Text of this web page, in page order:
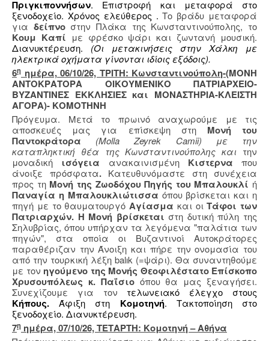
Πριγκιποννήσων. Επιστροφή και μεταφορά στο
ξενοδοχείο. Χρόνος ελεύθερος .Το βράδυ μεταφορά
για δείπνο στην Πλάκα της Κωνσταντινούπολης, το
Κουμ Καπί με φρέσκο ψάρι και ζωντανή μουσική.
Διανυκτέρευση. (Οι μετακινήσεις στην Χάλκη με
ηλεκτρικά οχήματα γίνονται ιδίοις εξόδοις).
6η ημέρα, 06/10/26, ΤΡΙΤΗ: Κωνσταντινούπολη-(ΜΟΝΗ
ΑΝΤΟΚΡΑΤΟΡΑ ΟΙΚΟΥΜΕΝΙΚΟ ΠΑΤΡΙΑΡΧΕΙΟ-
ΒΥΖΑΝΤΙΝΕΣ ΕΚΚΛΗΣΙΕΣ και ΜΟΝΑΣΤΗΡΙΑ-ΚΛΕΙΣΤΗ
ΑΓΟΡΑ)- ΚΟΜΟΤΗΝΗ
Πρόγευμα. Μετά το πρωινό αναχωρούμε με τις
αποσκευές μας για επίσκεψη στη Μονή του
Παντοκράτορα (Molla Zeyrek Camii) με την
καταπληκτική θέα της Κωνσταντινούπολης και την
μοναδική ισόγεια ανακαινισμένη Κιστερνα που
άνοιξε πρόσφατα.Κατευθυνόμαστε στη συνέχεια
προς τη Μονή της Ζωοδόχου Πηγής του Μπαλουκλί ή
Παναγία η Μπαλουκλιώτισσα όπου βρίσκεται και η
πηγή με το θαυματουργό Αγίασμα και οιΤάφοι των
Πατριαρχών. Η Μονή βρίσκεται στη δυτική πύλη της
Σηλυβρίας, όπου υπήρχαν τα λεγόμενα "παλάτια των
πηγών", στα οποία οι Βυζαντινοί Αυτοκράτορες
παραθέριζαν την Άνοιξη και πήρε την ονομασία του
από την τουρκική λέξη balık (=ψάρι). Θα συναντηθούμε
με τον ηγούμενο της Μονής Θεοφιλέστατο Επίσκοπο
Χρυσουπόλεως κ. Παΐσιοόπου θα μας ξεναγήσει.
Συνεχίζουμε για τον τελωνειακό έλεγχο στους
Κήπους. Άφιξη στη Κομοτηνή. Τακτοποίηση στο
ξενοδοχείο. Διανυκτέρευση.
7η ημέρα, 07/10/26, ΤΕΤΑΡΤΗ: Κομοτηνή – Αθήνα